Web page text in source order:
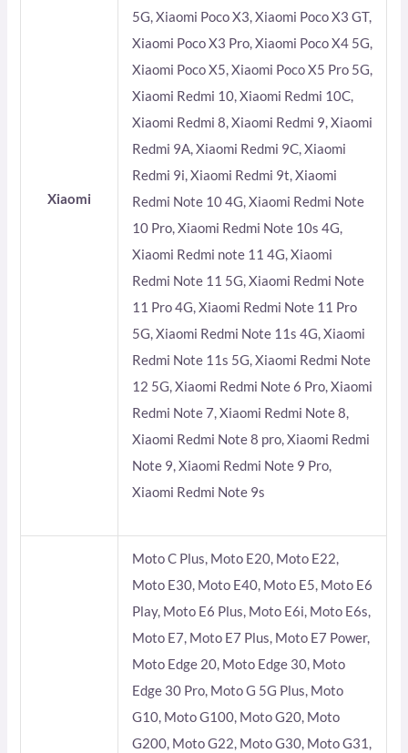
Xiaomi
5G, Xiaomi Poco X3, Xiaomi Poco X3 GT,
Xiaomi Poco X3 Pro, Xiaomi Poco X4 5G,
Xiaomi Poco X5, Xiaomi Poco X5 Pro 5G,
Xiaomi Redmi 10, Xiaomi Redmi 10C,
Xiaomi Redmi 8, Xiaomi Redmi 9, Xiaomi
Redmi 9A, Xiaomi Redmi 9C, Xiaomi
Redmi 9i, Xiaomi Redmi 9t, Xiaomi
Redmi Note 10 4G, Xiaomi Redmi Note
10 Pro, Xiaomi Redmi Note 10s 4G,
Xiaomi Redmi note 11 4G, Xiaomi
Redmi Note 11 5G, Xiaomi Redmi Note
11 Pro 4G, Xiaomi Redmi Note 11 Pro
5G, Xiaomi Redmi Note 11s 4G, Xiaomi
Redmi Note 11s 5G, Xiaomi Redmi Note
12 5G, Xiaomi Redmi Note 6 Pro, Xiaomi
Redmi Note 7, Xiaomi Redmi Note 8,
Xiaomi Redmi Note 8 pro, Xiaomi Redmi
Note 9, Xiaomi Redmi Note 9 Pro,
Xiaomi Redmi Note 9s
Moto C Plus, Moto E20, Moto E22,
Moto E30, Moto E40, Moto E5, Moto E6
Play, Moto E6 Plus, Moto E6i, Moto E6s,
Moto E7, Moto E7 Plus, Moto E7 Power,
Moto Edge 20, Moto Edge 30, Moto
Edge 30 Pro, Moto G 5G Plus, Moto
G10, Moto G100, Moto G20, Moto
G200, Moto G22, Moto G30, Moto G31,